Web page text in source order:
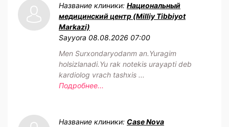
Название клиники: Национальный
медицинский центр (Milliy Tibbiyot
Markazi)
Sayyora 08.08.2026 07:00
Men Surxondaryodanm an.Yuragim
holsizlanadi.Yu rak notekis urayapti deb
kardiolog vrach tashxis ...
Подробнее...
Название клиники: Case Nova